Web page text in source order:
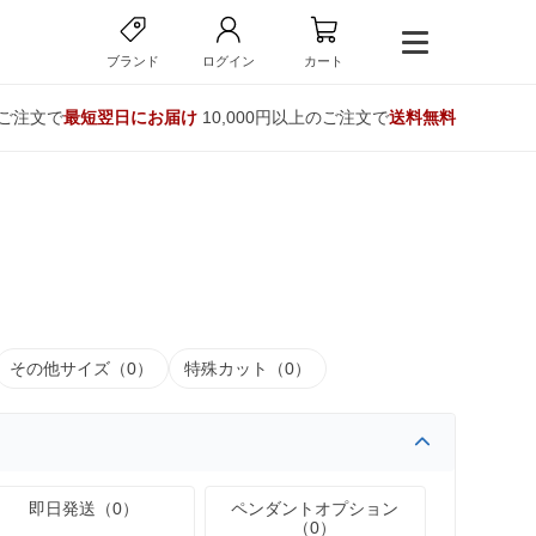
ブランド ログイン カート
注文で最短翌日にお届け10,000円以上のご注文で送料無料
その他サイズ（0） 特殊カット（0）
即日発送（0）
ペンダントオプション
（0）